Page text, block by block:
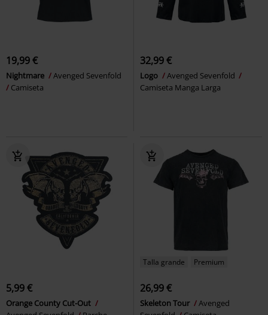
19,99 €
Nightmare
Avenged Sevenfold
Camiseta
32,99 €
Logo
Avenged Sevenfold
Camiseta Manga Larga
5,99 €
Orange County Cut-Out
Talla grande Premium
26,99 €
Skeleton Tour
Avenged